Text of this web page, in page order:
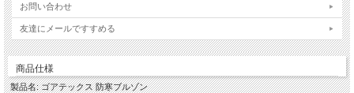
お問い合わせ
友達にメールですすめる
商品仕様
製品名: ゴアテックス 防寒ブルゾン